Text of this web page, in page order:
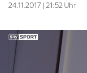
24.11.2017 | 21:52 Uhr